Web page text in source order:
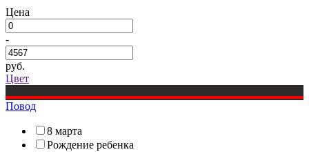
Цена
-
руб.
Цвет
Повод
8 марта
Рождение ребенка